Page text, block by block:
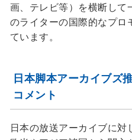
画、テレビ等）を横断して
のライターの国際的なプロ
ています。
日本脚本アーカイブズ
コメント
日本の放送アーカイブに対